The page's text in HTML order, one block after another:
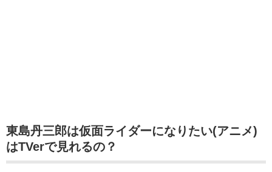
東島丹三郎は仮面ライダーになりたい(アニメ)
はTVerで見れるの？